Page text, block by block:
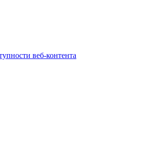
веб-контента